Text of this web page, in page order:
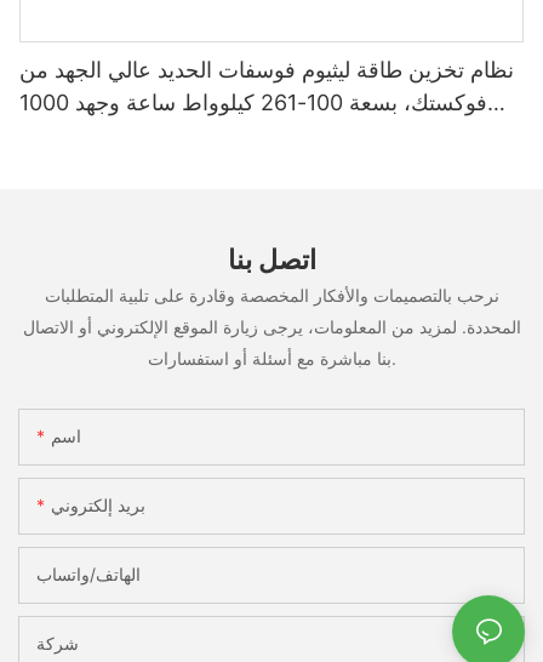
نظام تخزين طاقة ليثيوم فوسفات الحديد عالي الجهد من
فوكستك، بسعة 100-261 كيلوواط ساعة وجهد 1000
اتصل بنا
نرحب بالتصميمات والأفكار المخصصة وقادرة على تلبية المتطلبات
المحددة. لمزيد من المعلومات، يرجى زيارة الموقع الإلكتروني أو الاتصال
بنا مباشرة مع أسئلة أو استفسارات.
اسم
بريد إلكتروني
الهاتف/واتساب
شركة